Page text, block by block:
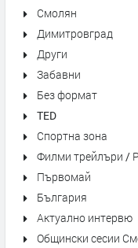
Смолян
Димитровград
Други
Забавни
Без формат
TED
Спортна зона
Филми трейлъри /
Първомай
България
Актуално интервю
Общински сесии